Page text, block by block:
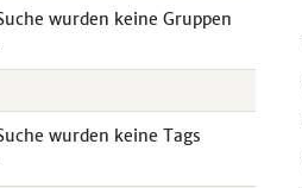
wurden keine Gruppen
wurden keine Tags